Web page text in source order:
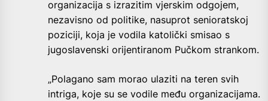
organizacija s izrazitim vjerskim odgojem,
nezavisno od politike, nasuprot senioratskoj
poziciji, koja je vodila katolički smisao s
jugoslavenski orijentiranom Pučkom strankom.
„Polagano sam morao ulaziti na teren svih
intriga, koje su se vodile među organizacijama.